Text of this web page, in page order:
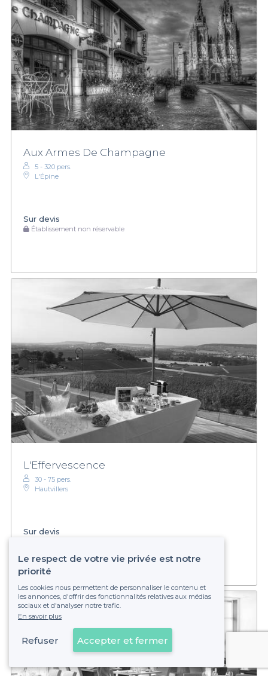
Aux Armes De Champagne
5 - 320 pers.
L'Épine
Sur devis
Établissement non réservable
L'Effervescence
30 - 75 pers.
Hautvillers
Sur devis
Voir sur la carte
Le respect de votre vie privée est notre
priorité
Les cookies nous permettent de personnaliser le contenu et
les annonces, d'offrir des fonctionnalités relatives aux médias
sociaux et d'analyser notre trafic.
En savoir plus
Refuser Accepter et fermer